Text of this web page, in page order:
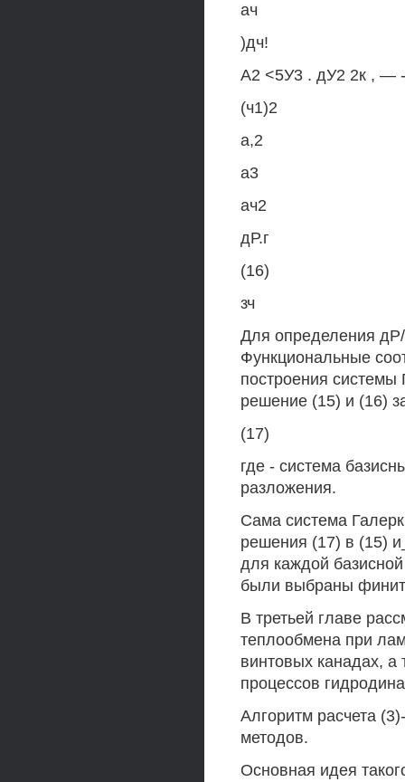
ач
)дч!
А2 <5У3 . дУ2 2к , —
(ч1)2
а,2
а3
ач2
дР.г
(16)
зч
Для определения
Функциональные
построения
решение (15) и (16)
(17)
где - система
разложения.
Сама система
решения (17) в (15)
для каждой
были выбраны
В третьей главе
теплообмена при
винтовых канадах, а
процессов
Алгоритм расчета
методов.
Основная идея